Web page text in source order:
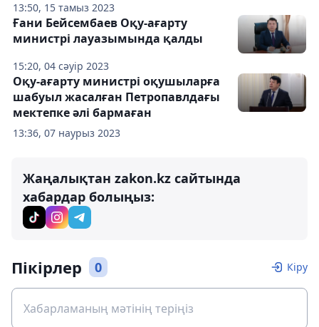
13:50, 15 тамыз 2023
15:20, 04 сәуір 2023
Ғани Бейсембаев Оқу-ағарту
министрі лауазымында қалды
13:36, 07 наурыз 2023
Оқу-ағарту министрі оқушыларға
шабуыл жасалған Петропавлдағы
мектепке әлі бармаған
Жаңалықтан zakon.kz сайтында
хабардар болыңыз:
Пікірлер 0 Кіру